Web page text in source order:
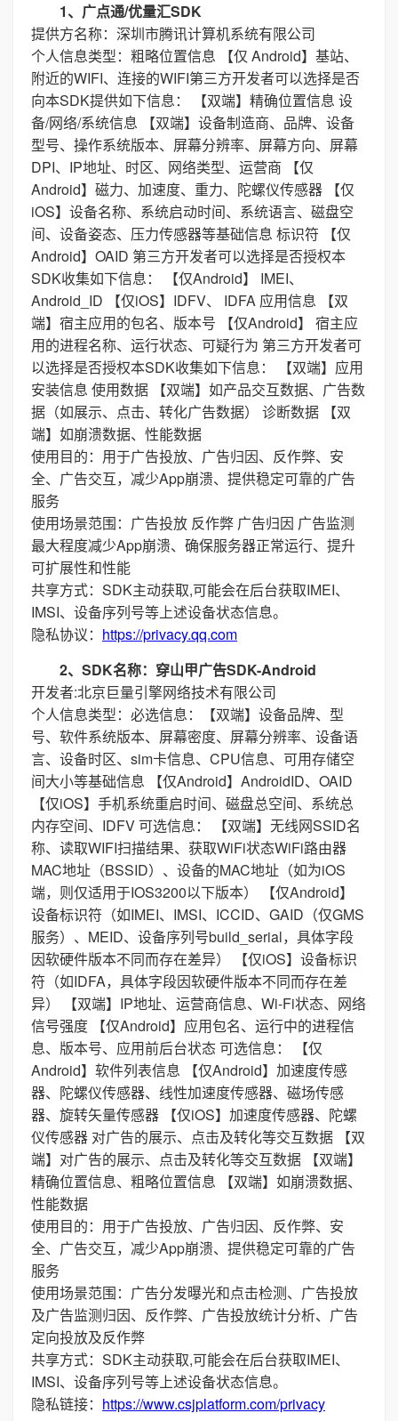
1、广点通/优量汇SDK
提供方名称：深圳市腾讯计算机系统有限公司
个人信息类型：粗略位置信息 【仅 Android】基站、
附近的WIFI、连接的WIFI第三方开发者可以选择是否
向本SDK提供如下信息： 【双端】精确位置信息 设
备/网络/系统信息 【双端】设备制造商、品牌、设备
型号、操作系统版本、屏幕分辨率、屏幕方向、屏幕
DPI、IP地址、时区、网络类型、运营商 【仅
Android】磁力、加速度、重力、陀螺仪传感器 【仅
iOS】设备名称、系统启动时间、系统语言、磁盘空
间、设备姿态、压力传感器等基础信息 标识符 【仅
Android】OAID 第三方开发者可以选择是否授权本
SDK收集如下信息： 【仅Android】 IMEI、
Android_ID 【仅iOS】IDFV、 IDFA 应用信息 【双
端】宿主应用的包名、版本号 【仅Android】 宿主应
用的进程名称、运行状态、可疑行为 第三方开发者可
以选择是否授权本SDK收集如下信息： 【双端】应用
安装信息 使用数据 【双端】如产品交互数据、广告数
据（如展示、点击、转化广告数据） 诊断数据 【双
端】如崩溃数据、性能数据
使用目的：用于广告投放、广告归因、反作弊、安
全、广告交互，减少App崩溃、提供稳定可靠的广告
服务
使用场景范围：广告投放 反作弊 广告归因 广告监测
最大程度减少App崩溃、确保服务器正常运行、提升
可扩展性和性能
共享方式：SDK主动获取,可能会在后台获取IMEI、
IMSI、设备序列号等上述设备状态信息。
隐私协议： https://privacy.qq.com
2、SDK名称：穿山甲广告SDK-Android
开发者:北京巨量引擎网络技术有限公司
个人信息类型：必选信息：【双端】设备品牌、型
号、软件系统版本、屏幕密度、屏幕分辨率、设备语
言、设备时区、sim卡信息、CPU信息、可用存储空
间大小等基础信息 【仅Android】AndroidID、OAID
【仅iOS】手机系统重启时间、磁盘总空间、系统总
内存空间、IDFV 可选信息： 【双端】无线网SSID名
称、读取WIFI扫描结果、获取WiFi状态WiFi路由器
MAC地址（BSSID）、设备的MAC地址（如为iOS
端，则仅适用于IOS3200以下版本） 【仅Android】
设备标识符（如IMEI、IMSI、ICCID、GAID（仅GMS
服务）、MEID、设备序列号build_serial，具体字段
因软硬件版本不同而存在差异） 【仅iOS】设备标识
符（如IDFA，具体字段因软硬件版本不同而存在差
异） 【双端】IP地址、运营商信息、Wi-Fi状态、网络
信号强度 【仅Android】应用包名、运行中的进程信
息、版本号、应用前后台状态 可选信息： 【仅
Android】软件列表信息 【仅Android】加速度传感
器、陀螺仪传感器、线性加速度传感器、磁场传感
器、旋转矢量传感器 【仅iOS】加速度传感器、陀螺
仪传感器 对广告的展示、点击及转化等交互数据 【双
端】对广告的展示、点击及转化等交互数据 【双端】
精确位置信息、粗略位置信息 【双端】如崩溃数据、
性能数据
使用目的：用于广告投放、广告归因、反作弊、安
全、广告交互，减少App崩溃、提供稳定可靠的广告
服务
使用场景范围：广告分发曝光和点击检测、广告投放
及广告监测归因、反作弊、广告投放统计分析、广告
定向投放及反作弊
共享方式：SDK主动获取,可能会在后台获取IMEI、
IMSI、设备序列号等上述设备状态信息。
隐私链接： https://www.csjplatform.com/privacy